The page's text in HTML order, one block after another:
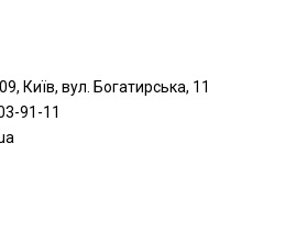
Київ, вул. Богатирська, 11
91-11